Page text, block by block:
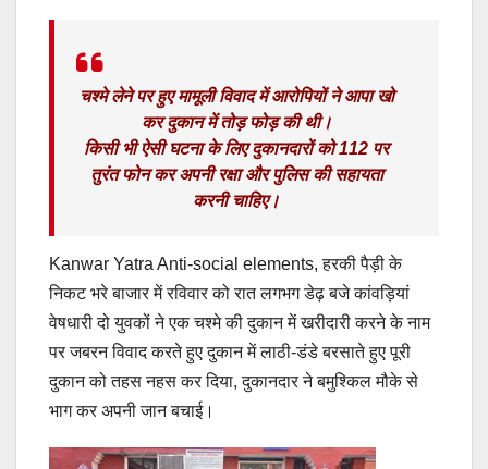
चश्मे लेने पर हुए मामूली विवाद में आरोपियों ने आपा खो
कर दुकान में तोड़ फोड़ की थी।
किसी भी ऐसी घटना के लिए दुकानदारों को 112 पर
तुरंत फोन कर अपनी रक्षा और पुलिस की सहायता
करनी चाहिए।
Kanwar Yatra Anti-social elements, हरकी पैड़ी के
निकट भरे बाजार में रविवार को रात लगभग डेढ़ बजे कांवड़ियां
वेषधारी दो युवकों ने एक चश्मे की दुकान में खरीदारी करने के नाम
पर जबरन विवाद करते हुए दुकान में लाठी-डंडे बरसाते हुए पूरी
दुकान को तहस नहस कर दिया, दुकानदार ने बमुश्किल मौके से
भाग कर अपनी जान बचाई।